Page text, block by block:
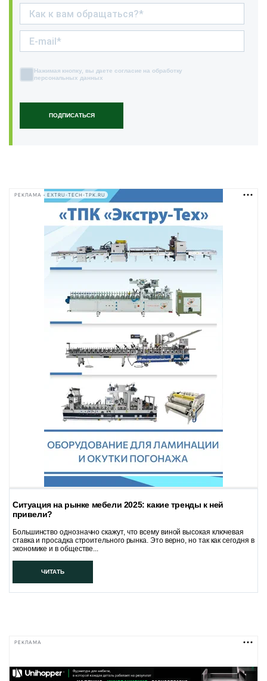
ПОДПИСАТЬСЯ
Нажимая кнопку, вы даете согласие на обработку
персональных данных
РЕКЛАМА • EXTRU-TECH-TPK.RU
Ситуация на рынке мебели 2025: какие тренды к ней
привели?
Большинство однозначно скажут, что всему виной высокая ключевая
ставка и просадка строительного рынка. Это верно, но так как сегодня в
экономике и в обществе...
ЧИТАТЬ
РЕКЛАМА